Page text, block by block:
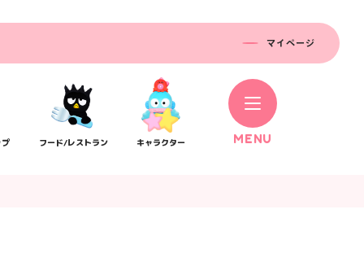
マイページ
MENU
フード/レストラン キャラクター